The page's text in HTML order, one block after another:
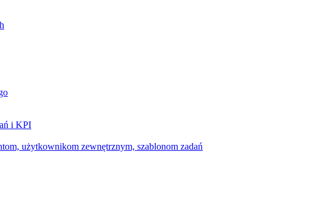
i KPI
użytkownikom zewnętrznym, szablonom zadań